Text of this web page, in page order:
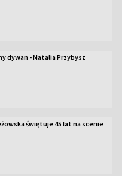
dywan - Natalia Przybysz
świętuje 45 lat na scenie